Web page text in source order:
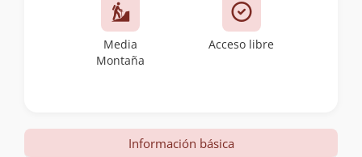
Media
Montaña
Acceso libre
Información básica